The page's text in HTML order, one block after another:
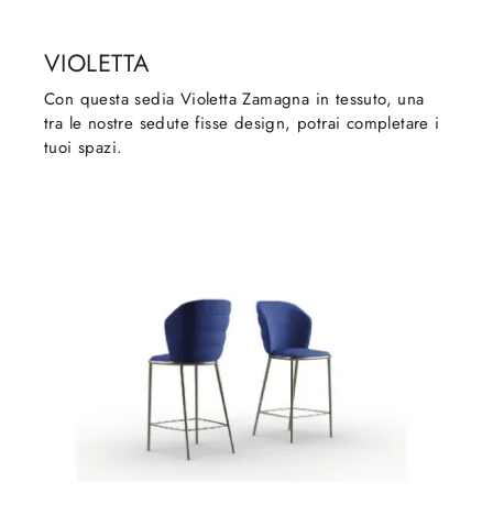
VIOLETTA
Con questa sedia Violetta Zamagna in tessuto, una
tra le nostre sedute fisse design, potrai completare i
tuoi spazi.